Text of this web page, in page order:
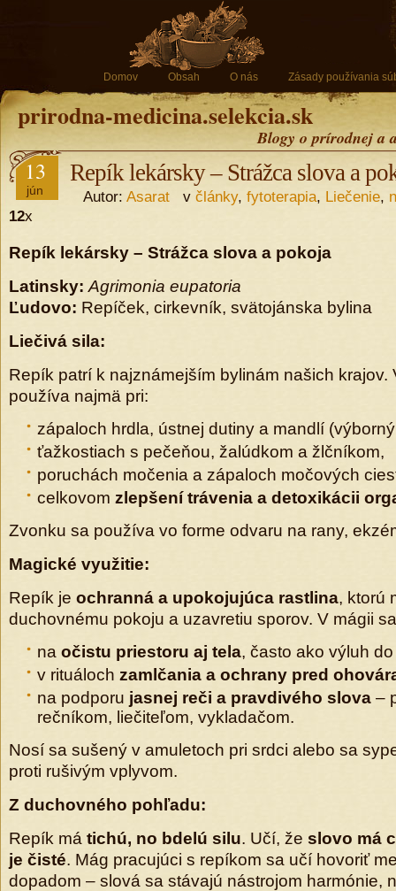
Domov Obsah O nás Zásady používania
prirodna-medicina.selekcia.sk
Blogy o prírodnej a
13
jún
Repík lekársky – Strážca slova a
Autor: Asarat v články, fytoterapia, Liečenie,
12x
Repík lekársky – Strážca slova a pokoja
Latinsky: Agrimonia eupatoria
Ľudovo: Repíček, cirkevník, svätojánska bylina
Liečivá sila:
Repík patrí k najznámejším bylinám našich krajov.
používa najmä pri:
zápaloch hrdla, ústnej dutiny a mandlí
ťažkostiach s pečeňou, žalúdkom a žlčníkom,
poruchách močenia a zápaloch močových
celkovom zlepšení trávenia a detoxikácii
Zvonku sa používa vo forme odvaru na rany,
Magické využitie:
Repík je ochranná a upokojujúca rastlina, ktorú
duchovnému pokoju a uzavretiu sporov. V mágii
na očistu priestoru aj tela, často ako výluh
v rituáloch zamlčania a ochrany pred
na podporu jasnej reči a pravdivého slova –
rečníkom, liečiteľom, vykladačom.
Nosí sa sušený v amuletoch pri srdci alebo sa
proti rušivým vplyvom.
Z duchovného pohľadu:
Repík má tichú, no bdelú silu. Učí, že slovo má
je čisté. Mág pracujúci s repíkom sa učí hovoriť
dopadom – slová sa stávajú nástrojom harmónie,